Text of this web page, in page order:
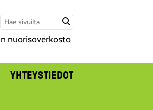
nuorisoverkosto
YHTEYSTIEDOT